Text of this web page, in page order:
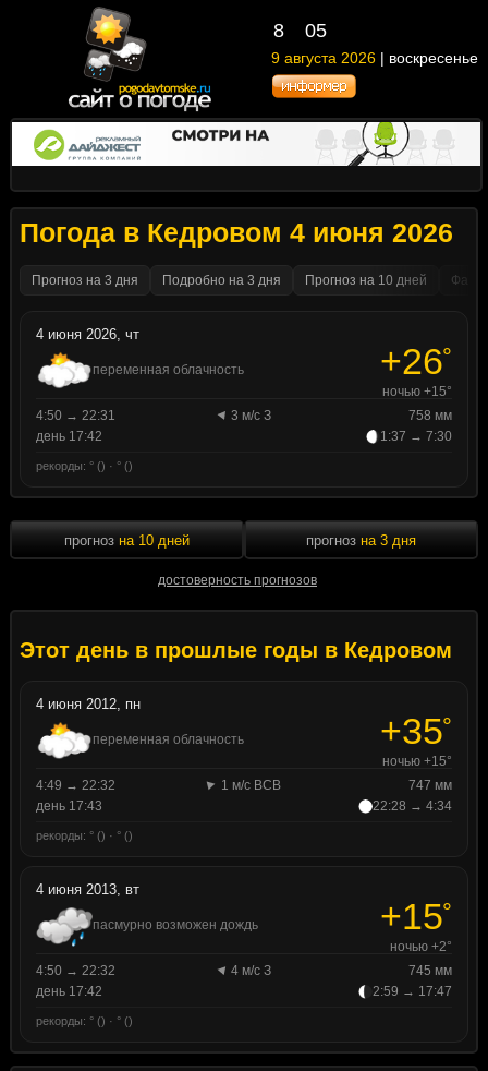
8 05
9 августа 2026 | воскресенье
Погода в Кедровом 4 июня 2026
Прогноз на 3 дня Подробно на 3 дня Прогноз на 10 дней
4 июня 2026, чт
переменная облачность +26°
ночью +15°
4:50 → 22:31
3 м/с З
758 мм
день 17:42
1:37 → 7:30
рекорды: ° () · ° ()
прогноз на 10 дней
достоверность прогнозов
прогноз на 3 дня
Этот день в прошлые годы в Кедровом
4 июня 2012, пн
переменная облачность +35°
ночью +15°
4:49 → 22:32
1 м/с ВСВ
747 мм
день 17:43
22:28 → 4:34
рекорды: ° () · ° ()
4 июня 2013, вт
пасмурно возможен дождь +15°
ночью +2°
4:50 → 22:32
4 м/с З
745 мм
день 17:42
2:59 → 17:47
рекорды: ° () · ° ()